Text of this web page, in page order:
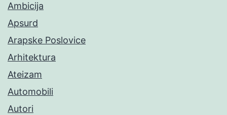
Ambicija
Apsurd
Arapske Poslovice
Arhitektura
Ateizam
Automobili
Autori